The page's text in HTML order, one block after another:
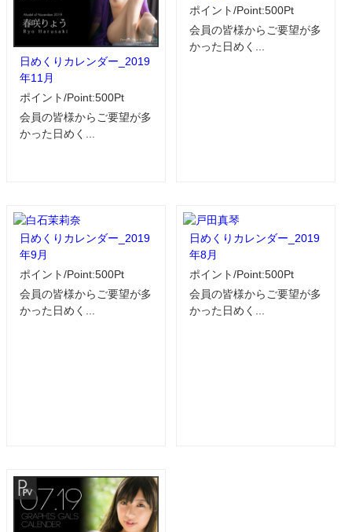
日めくりカレンダー_2019
年11月
ポイント/Point:500Pt
会員の皆様からご要望が多
かった日めく...
ポイント/Point:500Pt
会員の皆様からご要望が多
かった日めく...
日めくりカレンダー_2019
年9月
ポイント/Point:500Pt
会員の皆様からご要望が多
かった日めく...
日めくりカレンダー_2019
年8月
ポイント/Point:500Pt
会員の皆様からご要望が多
かった日めく...